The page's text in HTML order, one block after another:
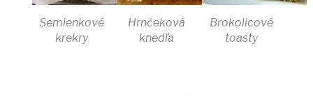
Semienkové
krekry
Hrnčeková
knedľa
Brokolicové
toasty